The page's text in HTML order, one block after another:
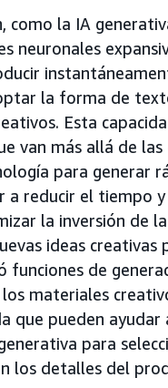
como la IA
neuronales
la forma de
Esta
van más allá de
para generar
reducir el tiempo
la inversión de
ideas creativas
funciones de
materiales
que pueden
para
los detalles del